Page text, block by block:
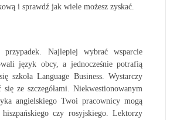
i sprawdź jak wiele możesz zyskać.
Najlepiej wybrać wsparcie
język obcy, a jednocześnie potrafią
szkoła Language Business. Wystarczy
ze szczegółami. Niekwestionowanym
angielskiego Twoi pracownicy mogą
czy rosyjskiego. Lektorzy